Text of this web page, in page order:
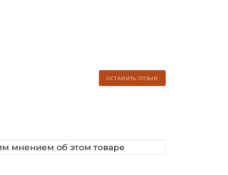
ОСТАВИТЬ ОТЗЫВ
мнением об этом товаре